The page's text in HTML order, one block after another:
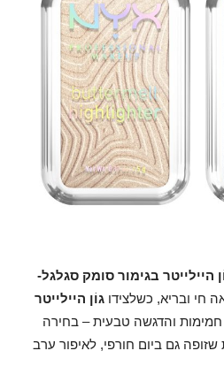
היילייטר בגימור סומק סגלגל-
חי ובריא, כשלצידו גוֹן היילייטר
חמימות והדגשה טבעית – בחירה
גם ביום חורפי, לאיפור ערב